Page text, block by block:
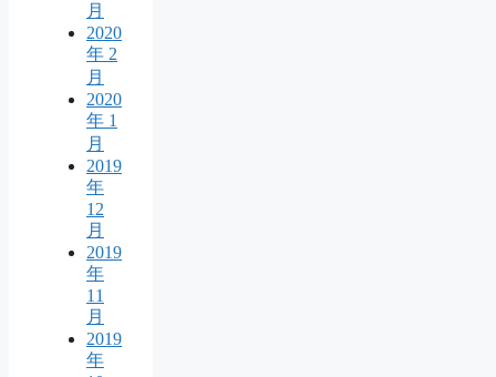
月
2020
年 2
月
2020
年 1
月
2019
年
12
月
2019
年
11
月
2019
年